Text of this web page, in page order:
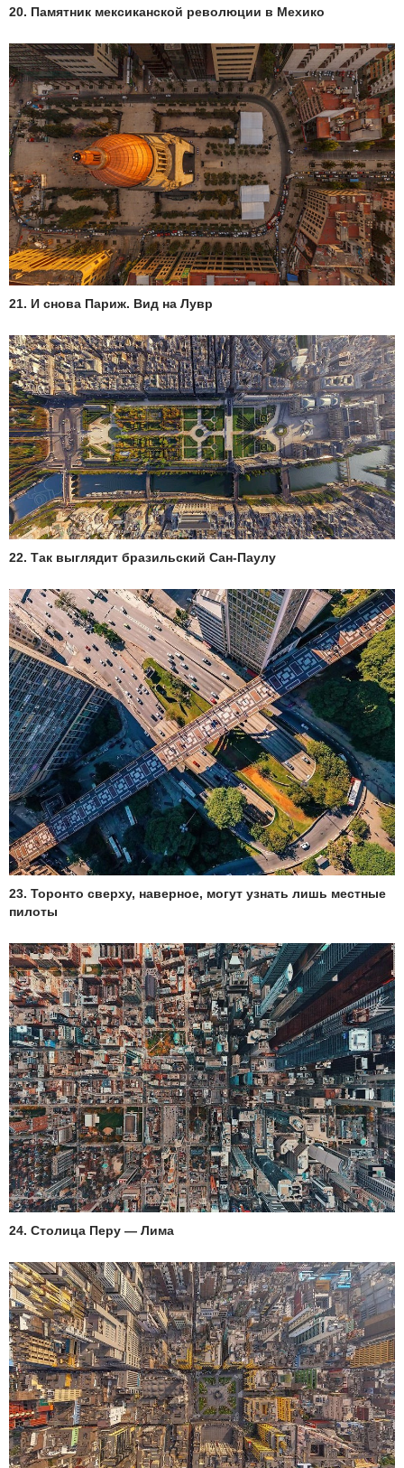
20. Памятник мексиканской революции в Мехико
21. И снова Париж. Вид на Лувр
22. Так выглядит бразильский Сан-Паулу
23. Торонто сверху, наверное, могут узнать лишь местные
пилоты
24. Столица Перу — Лима